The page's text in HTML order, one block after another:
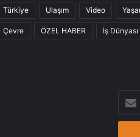
Türkiye Ulaşım Video
Çevre ÖZEL HABER İş Dünyası
Posta